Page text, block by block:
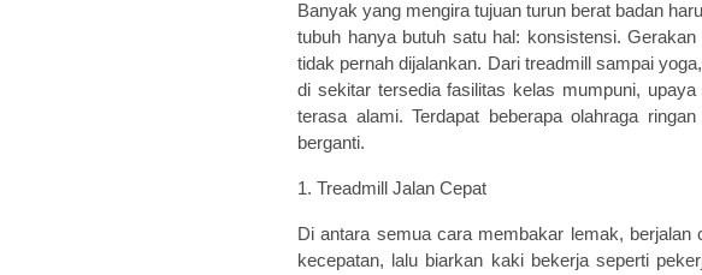
Banyak yang mengira tujuan turun berat badan
tubuh hanya butuh satu hal: konsistensi.
tidak pernah dijalankan. Dari treadmill sampai
di sekitar tersedia fasilitas kelas mumpuni,
terasa alami. Terdapat beberapa olahraga
berganti.
1. Treadmill Jalan Cepat
Di antara semua cara membakar lemak,
kecepatan, lalu biarkan kaki bekerja seperti